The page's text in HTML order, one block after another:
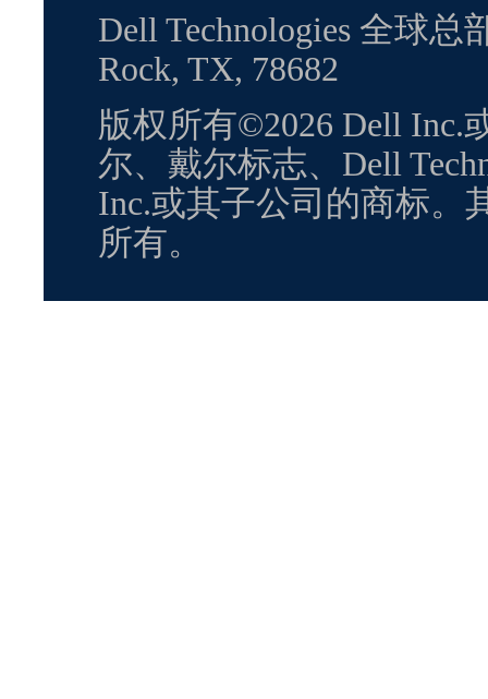
Dell Technologies 全球总
Rock, TX, 78682
版权所有©2026 Dell Inc.
尔、戴尔标志、Dell
Inc.或其子公司的商标。
所有。